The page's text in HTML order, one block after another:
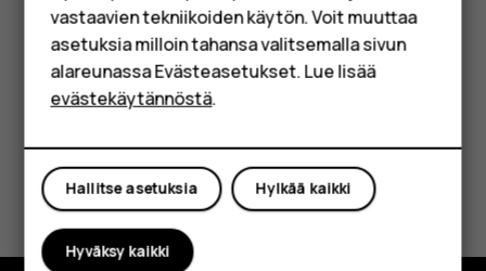
Yrityksille
Tabletit
puhelimen äänettömään tilaan.
Oliko tästä apua?
Kyllä Ei
vastaavien tekniikoiden käytön. Voit muuttaa
asetuksia milloin tahansa valitsemalla sivun
alareunassa Evästeasetukset. Lue lisää
evästekäytännöstä.
Hylkää kaikki
Hallitse asetuksia
Hyväksy kaikki